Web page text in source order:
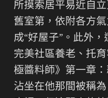
所摸索居平易近自
舊室第，依附各方
成“好屋子”。此外
完美社區養老、托
極醬料師》第一章
沾坐在他那間被稱